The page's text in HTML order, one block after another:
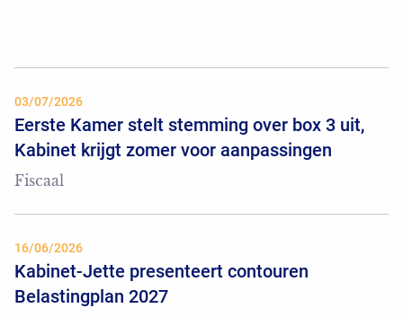
03/07/2026
Eerste Kamer stelt stemming over box 3 uit,
Kabinet krijgt zomer voor aanpassingen
Fiscaal
16/06/2026
Kabinet-Jette presenteert contouren
Belastingplan 2027